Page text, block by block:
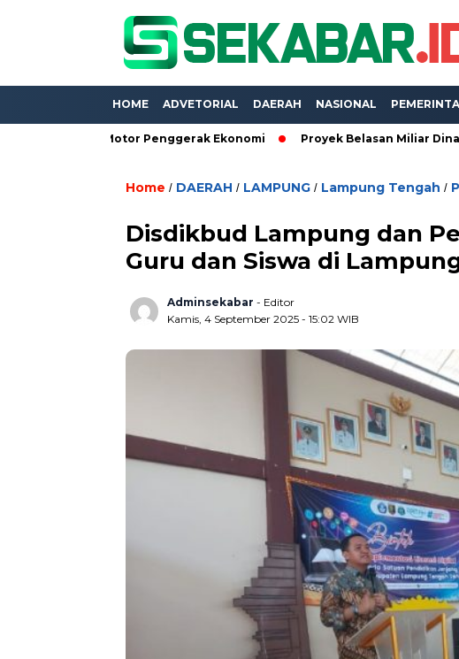
HOME ADVETORIAL DAERAH NASIONAL
Jadi Motor Penggerak Ekonomi Proyek Belasan Miliar Dinas
Home / DAERAH / LAMPUNG / Lampung Tengah /
Disdikbud Lampung dan
Guru dan Siswa di
Adminsekabar - Editor
Kamis, 4 September 2025 - 15:02 WIB